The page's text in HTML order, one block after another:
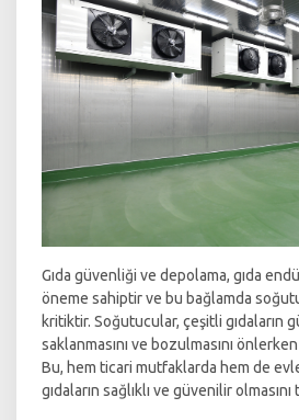
Gıda güvenliği ve depolama, gıda
öneme sahiptir ve bu bağlamda
kritiktir. Soğutucular, çeşitli gıdaların
saklanmasını ve bozulmasını
Bu, hem ticari mutfaklarda hem de
gıdaların sağlıklı ve güvenilir